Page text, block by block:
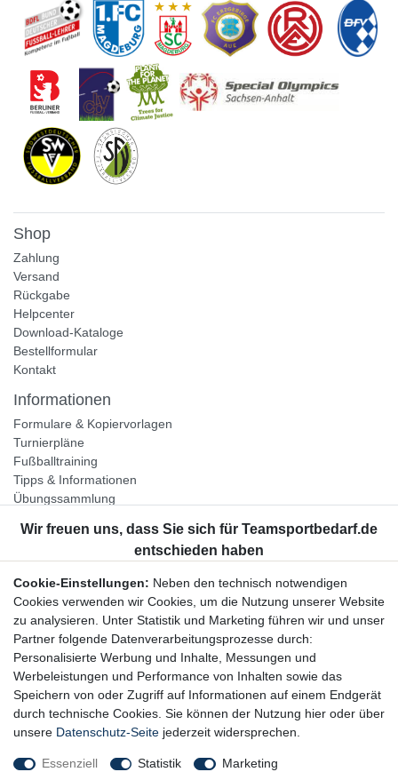
Shop
Zahlung
Versand
Rückgabe
Helpcenter
Download-Kataloge
Bestellformular
Kontakt
Informationen
Formulare & Kopiervorlagen
Turnierpläne
Fußballtraining
Tipps & Informationen
Übungssammlung
Unternehmen
Widerrufsrecht
Bestellung widerrufen
Datenschutzerklärung
AGB
Impressum
Newsletter
Cookie-Einstellungen: Neben den technisch notwendigen
Cookies verwenden wir Cookies, um die Nutzung unserer Website
zu analysieren. Unter Statistik und Marketing führen wir und unser
Partner folgende Datenverarbeitungsprozesse durch:
Personalisierte Werbung und Inhalte, Messungen und
Werbeleistungen und Performance von Inhalten sowie das
Speichern von oder Zugriff auf Informationen auf einem Endgerät
durch technische Cookies. Sie können der Nutzung hier oder über
unsere Datenschutz-Seite jederzeit widersprechen.
Essenziell Statistik Marketing